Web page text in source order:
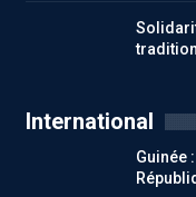
International
Guinée